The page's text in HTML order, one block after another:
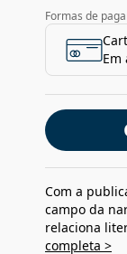
Formas de
Em
Com a
campo da
relaciona
completa >